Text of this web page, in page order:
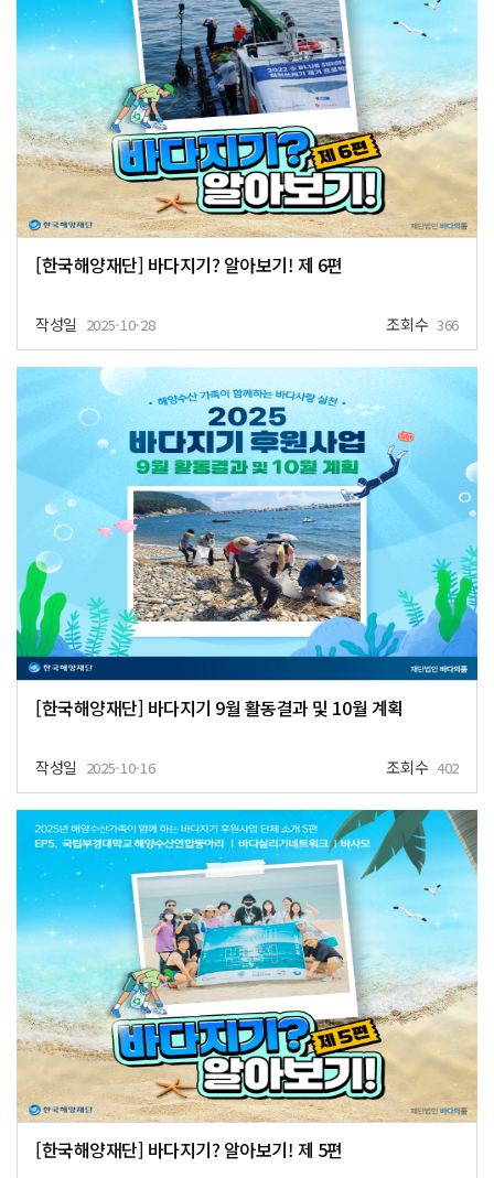
[한국해양재단] 바다지기? 알아보기! 제 6편
작성일 2025-10-28 조회수 366
[한국해양재단] 바다지기 9월 활동결과 및 10월 계획
작성일 2025-10-16 조회수 402
[한국해양재단] 바다지기? 알아보기! 제 5편